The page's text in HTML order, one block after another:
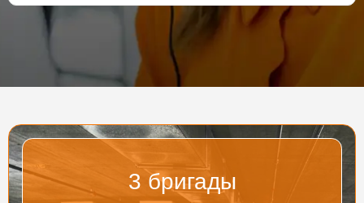
3 бригады